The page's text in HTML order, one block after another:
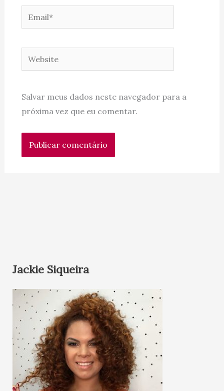
Email*
Website
Salvar meus dados neste navegador para a
próxima vez que eu comentar.
Jackie Siqueira